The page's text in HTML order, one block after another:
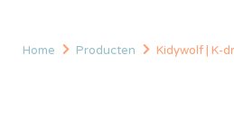
Home Producten Kidywolf | K-